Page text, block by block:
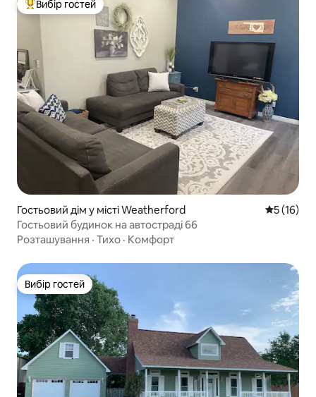
Топ вибір гостей
Вибір гостей
Гостьовий дім у місті Weatherford Середня
5 (16)
Гостьовий будинок на автостраді 66
Розташування · Тихо · Комфорт
Вибір гостей
Вибір гостей